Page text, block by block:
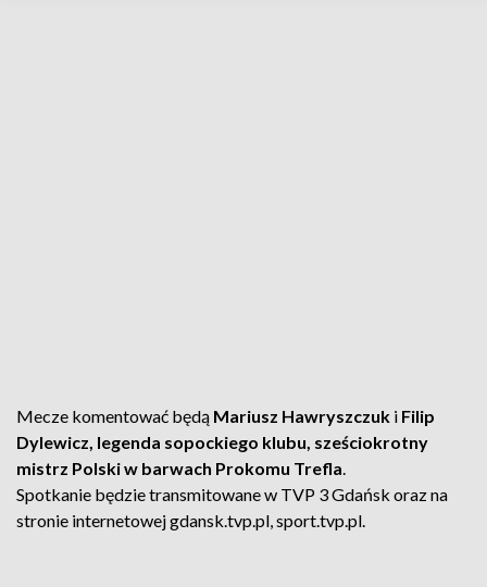
Mecze komentować będą Mariusz Hawryszczuk i Filip
Dylewicz, legenda sopockiego klubu, sześciokrotny
mistrz Polski w barwach Prokomu Trefla.
Spotkanie będzie transmitowane w TVP 3 Gdańsk oraz na
stronie internetowej gdansk.tvp.pl, sport.tvp.pl.